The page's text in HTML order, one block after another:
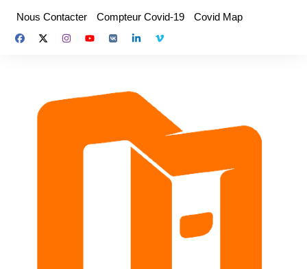
contenu
Nous Contacter Compteur Covid-19 Covid Map